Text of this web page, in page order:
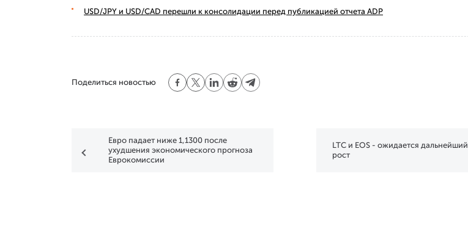
USD/JPY и USD/CAD перешли к консолидации перед публикацией отчета ADP
Поделиться новостью
Евро падает ниже 1,1300 после
ухудшения экономического прогноза
Еврокомиссии
LTC и EOS - ожидается дальнейший
рост